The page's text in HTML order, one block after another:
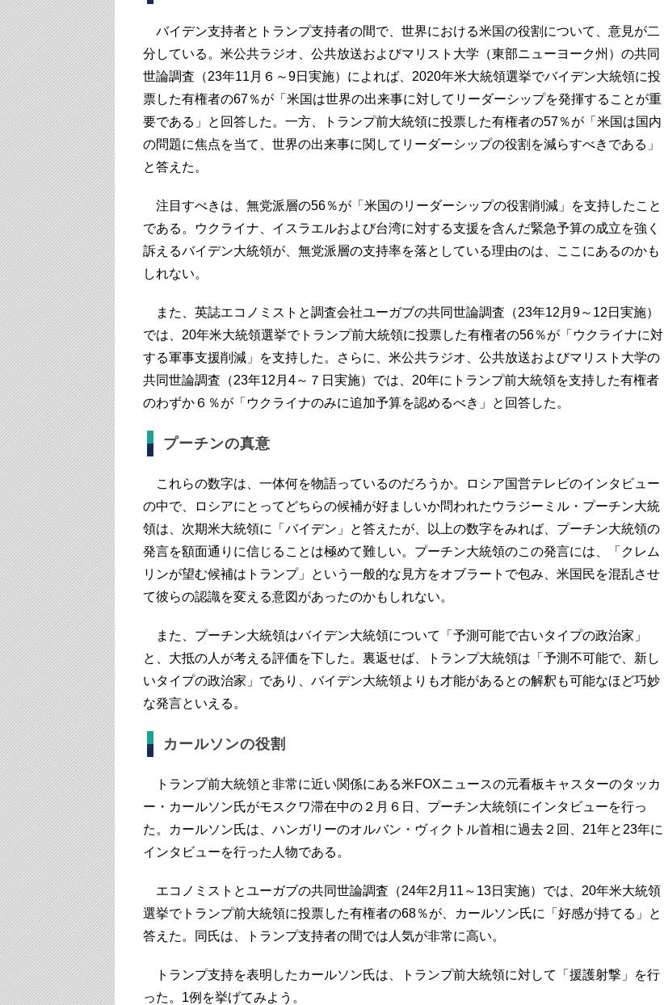
バイデン支持者とトランプ支持者の間で、世界における米国の役割について、意見が二
分している。米公共ラジオ、公共放送およびマリスト大学（東部ニューヨーク州）の共同
世論調査（23年11月６～9日実施）によれば、2020年米大統領選挙でバイデン大統領に投
票した有権者の67％が「米国は世界の出来事に対してリーダーシップを発揮することが重
要である」と回答した。一方、トランプ前大統領に投票した有権者の57％が「米国は国内
の問題に焦点を当て、世界の出来事に関してリーダーシップの役割を減らすべきである」
と答えた。
注目すべきは、無党派層の56％が「米国のリーダーシップの役割削減」を支持したこと
である。ウクライナ、イスラエルおよび台湾に対する支援を含んだ緊急予算の成立を強く
訴えるバイデン大統領が、無党派層の支持率を落としている理由のは、ここにあるのかも
しれない。
また、英誌エコノミストと調査会社ユーガブの共同世論調査（23年12月9～12日実施）
では、20年米大統領選挙でトランプ前大統領に投票した有権者の56％が「ウクライナに対
する軍事支援削減」を支持した。さらに、米公共ラジオ、公共放送およびマリスト大学の
共同世論調査（23年12月4～７日実施）では、20年にトランプ前大統領を支持した有権者
のわずか６％が「ウクライナのみに追加予算を認めるべき」と回答した。
プーチンの真意
これらの数字は、一体何を物語っているのだろうか。ロシア国営テレビのインタビュー
の中で、ロシアにとってどちらの候補が好ましいか問われたウラジーミル・プーチン大統
領は、次期米大統領に「バイデン」と答えたが、以上の数字をみれば、プーチン大統領の
発言を額面通りに信じることは極めて難しい。プーチン大統領のこの発言には、「クレム
リンが望む候補はトランプ」という一般的な見方をオブラートで包み、米国民を混乱させ
て彼らの認識を変える意図があったのかもしれない。
また、プーチン大統領はバイデン大統領について「予測可能で古いタイプの政治家」
と、大抵の人が考える評価を下した。裏返せば、トランプ大統領は「予測不可能で、新し
いタイプの政治家」であり、バイデン大統領よりも才能があるとの解釈も可能なほど巧妙
な発言といえる。
カールソンの役割
トランプ前大統領と非常に近い関係にある米FOXニュースの元看板キャスターのタッカ
ー・カールソン氏がモスクワ滞在中の２月６日、プーチン大統領にインタビューを行っ
た。カールソン氏は、ハンガリーのオルバン・ヴィクトル首相に過去２回、21年と23年に
インタビューを行った人物である。
エコノミストとユーガブの共同世論調査（24年2月11～13日実施）では、20年米大統領
選挙でトランプ前大統領に投票した有権者の68％が、カールソン氏に「好感が持てる」と
答えた。同氏は、トランプ支持者の間では人気が非常に高い。
トランプ支持を表明したカールソン氏は、トランプ前大統領に対して「援護射撃」を行
った。1例を挙げてみよう。